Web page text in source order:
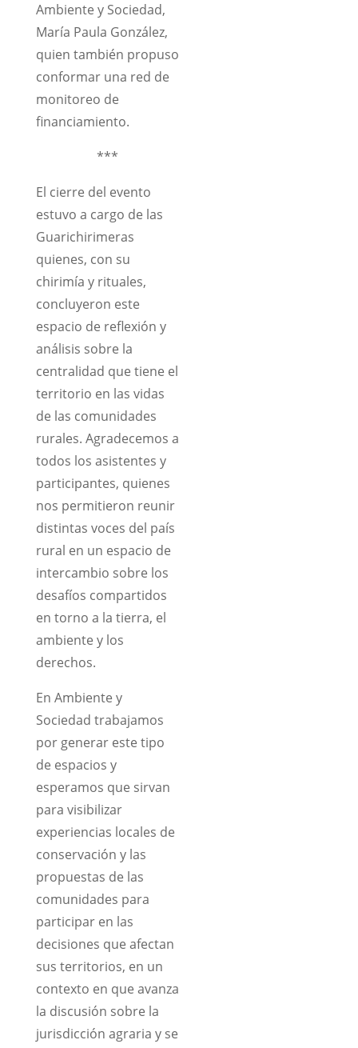
Ambiente y Sociedad,
María Paula González,
quien también propuso
conformar una red de
monitoreo de
financiamiento.
***
El cierre del evento
estuvo a cargo de las
Guarichirimeras
quienes, con su
chirimía y rituales,
concluyeron este
espacio de reflexión y
análisis sobre la
centralidad que tiene el
territorio en las vidas
de las comunidades
rurales. Agradecemos a
todos los asistentes y
participantes, quienes
nos permitieron reunir
distintas voces del país
rural en un espacio de
intercambio sobre los
desafíos compartidos
en torno a la tierra, el
ambiente y los
derechos.
En Ambiente y
Sociedad trabajamos
por generar este tipo
de espacios y
esperamos que sirvan
para visibilizar
experiencias locales de
conservación y las
propuestas de las
comunidades para
participar en las
decisiones que afectan
sus territorios, en un
contexto en que avanza
la discusión sobre la
jurisdicción agraria y se